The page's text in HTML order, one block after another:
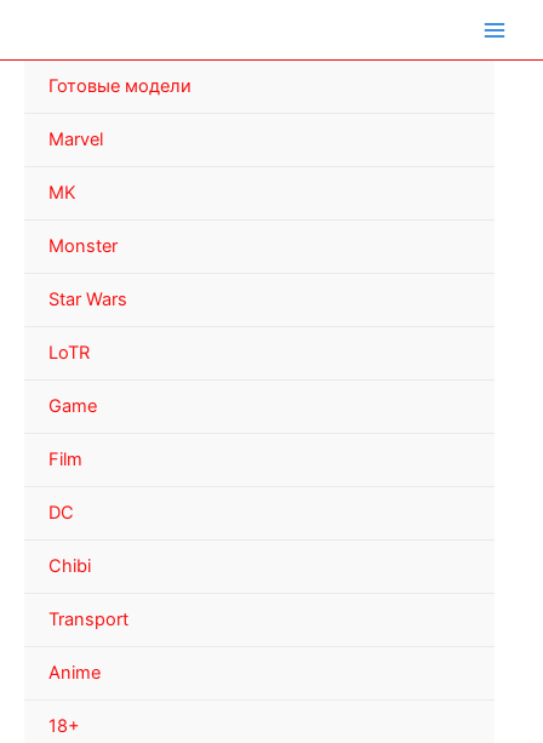
Готовые модели
Marvel
MK
Monster
Star Wars
LoTR
Game
Film
DC
Chibi
Transport
Anime
18+